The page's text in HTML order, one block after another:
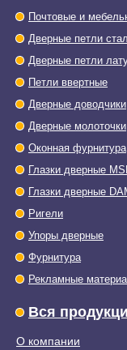
Почтовые и
Дверные петли
Дверные петли
Петли ввертные
Дверные доводчики
Дверные молоточки
Оконная фурнитура
Глазки дверные
Глазки дверные
Ригели
Упоры дверные
Фурнитура
Рекламные
Вся
О компании